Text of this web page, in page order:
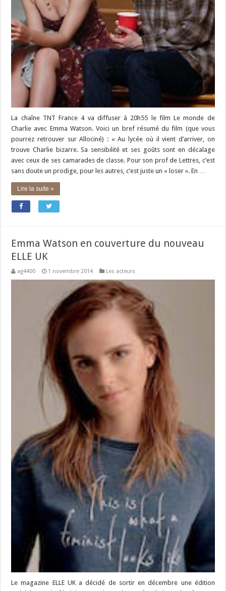
La chaîne TNT France 4 va diffuser à 20h55 le film Le monde de
Charlie avec Emma Watson. Voici un bref résumé du film (que vous
pourrez retrouver sur Allociné) : « Au lycée où il vient d’arriver, on
trouve Charlie bizarre. Sa sensibilité et ses goûts sont en décalage
avec ceux de ses camarades de classe. Pour son prof de Lettres, c’est
sans doute un prodige, pour les autres, c’est juste un « loser ». En …
Lire la suite »
Emma Watson en couverture du nouveau
ELLE UK
ag4400 1 novembre 2014 Les acteurs
Le magazine ELLE UK a décidé de sortir en décembre une édition